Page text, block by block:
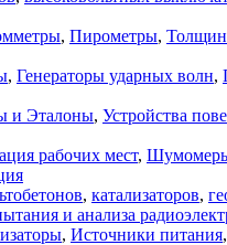
, Пирометры,
, Генераторы ударных волн,
и Эталоны, Устройства
рабочих мест,
, катализаторов,
и анализа
, Источники питания,